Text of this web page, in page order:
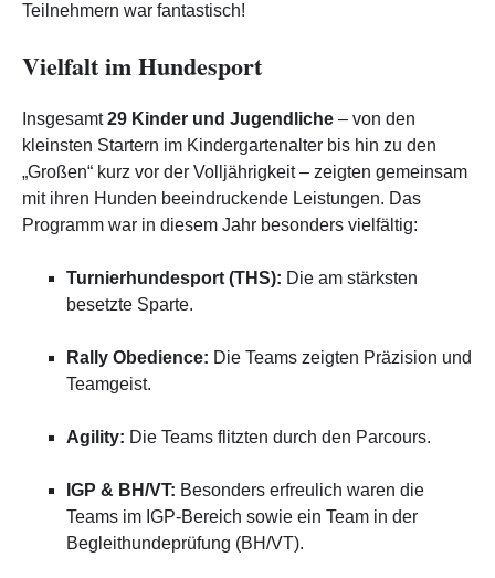
Teilnehmern war fantastisch!
Vielfalt im Hundesport
Insgesamt29 Kinder und Jugendliche – von den
kleinsten Startern im Kindergartenalter bis hin zu den
„Großen“ kurz vor der Volljährigkeit – zeigten gemeinsam
mit ihren Hunden beeindruckende Leistungen. Das
Programm war in diesem Jahr besonders vielfältig:
Turnierhundesport (THS): Die am stärksten
besetzte Sparte.
Rally Obedience: Die Teams zeigten Präzision und
Teamgeist.
Agility: Die Teams flitzten durch den Parcours.
IGP & BH/VT: Besonders erfreulich waren die
Teams im IGP-Bereich sowie ein Team in der
Begleithundeprüfung (BH/VT).